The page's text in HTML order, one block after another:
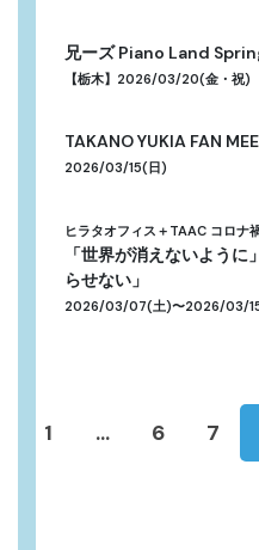
兄ーズ Piano Land
【栃木】2026/03/20(金・祝)
TAKANO YUKIA FAN
2026/03/15(日)
ヒラタオフィス＋TAAC コロナ
「世界が消えないよう
らせない」
2026/03/07(土)〜2026/03/
1 ... 6 7